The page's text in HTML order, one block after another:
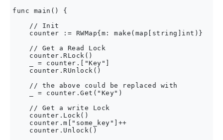
func main() {
    // Init
    counter := RWMap{m: make(map[string]int)}
    // Get a Read Lock
    counter.RLock()
    _ = counter.["Key"]
    counter.RUnlock()
    // the above could be replaced with
    _ = counter.Get("Key")
    // Get a write Lock
    counter.Lock()
    counter.m["some_key"]++
    counter.Unlock()